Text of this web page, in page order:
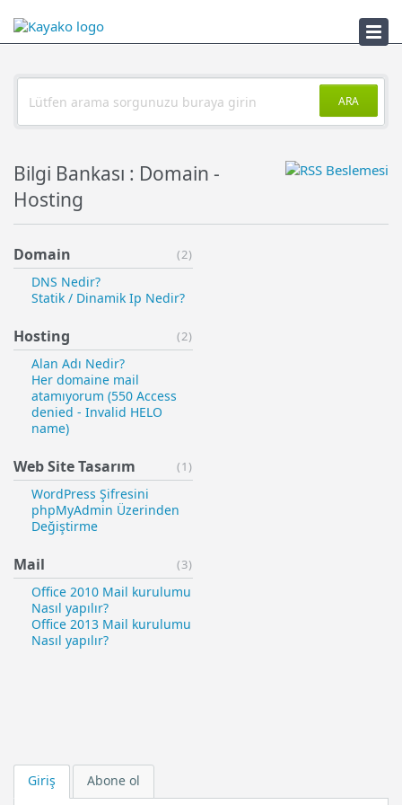
Sorun Çözücü
Giriş Abone ol
ARA
Bilgi Bankası : Domain -
Hosting
(2)
Domain
DNS Nedir?
Statik / Dinamik Ip Nedir?
(2)
Hosting
Alan Adı Nedir?
Her domaine mail
atamıyorum (550 Access
denied - Invalid HELO
name)
(1)
Web Site Tasarım
WordPress Şifresini
phpMyAdmin Üzerinden
Değiştirme
(3)
Mail
Office 2010 Mail kurulumu
Nasıl yapılır?
Office 2013 Mail kurulumu
Nasıl yapılır?